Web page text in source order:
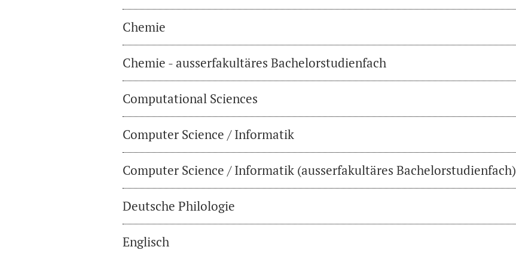
Chemie
Chemie - ausserfakultäres Bachelorstudienfach
Computational Sciences
Computer Science / Informatik
Computer Science / Informatik (ausserfakultäres Bachelorstudienfach)
Deutsche Philologie
Englisch